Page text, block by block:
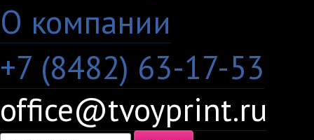
О компании
+7 (8482) 63-17-53
office@tvoyprint.ru